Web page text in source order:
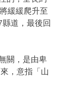
緩緩爬升至
道，最後回
關，是由卑
，意指「山